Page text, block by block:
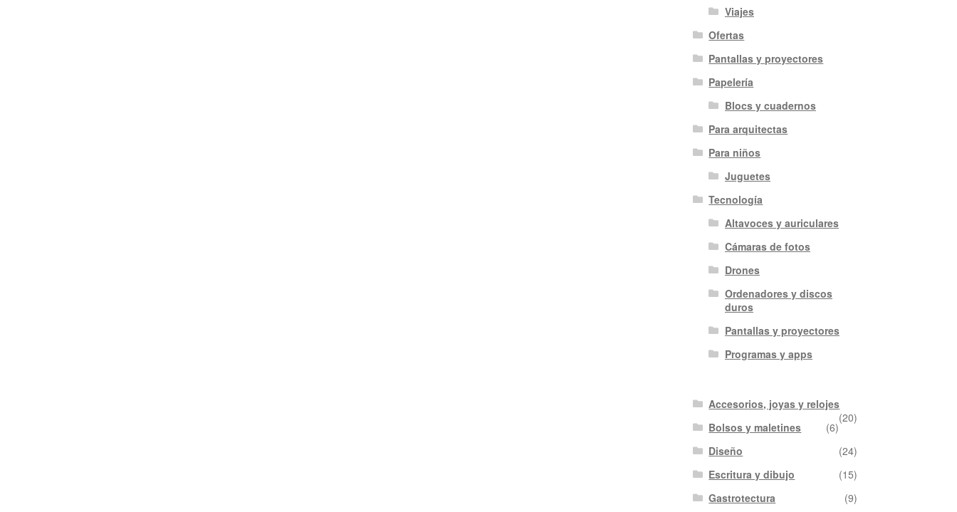
Viajes
Ofertas
Pantallas y proyectores
Papelería
Blocs y cuadernos
Para arquitectas
Para niños
Juguetes
Tecnología
Altavoces y auriculares
Cámaras de fotos
Drones
Ordenadores y discos
duros
Pantallas y proyectores
Programas y apps
Accesorios, joyas y relojes
(20)
Bolsos y maletines
(6)
Diseño
(24)
Escritura y dibujo
(15)
Gastrotectura
(9)